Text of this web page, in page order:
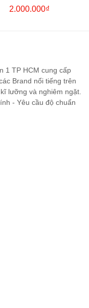
COTTON JERSEY T-
2.000.000₫
1 TP HCM cung cấp
Brand nổi tiếng trên
lưỡng và nghiêm ngặt.
- Yêu cầu độ chuẩn